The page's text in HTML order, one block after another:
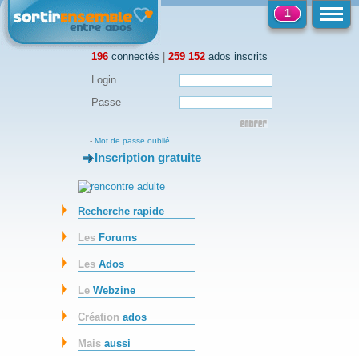
196 connectés | 259 152 ados inscrits
1
Login
Passe
- Mot de passe oublié
-Inscription gratuite
Recherche rapide
Les Forums
LesAdos
LeWebzine
Créationados
Maisaussi